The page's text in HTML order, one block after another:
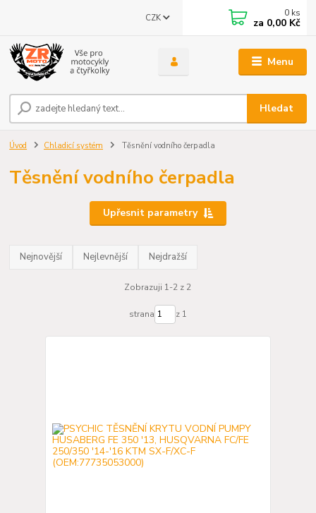
Menu
CZK
Hledat
0 ks
za 0,00 Kč
Úvod Chladicí systém Těsnění vodního čerpadla
Těsnění vodního čerpadla
Upřesnit parametry
Nejnovější Nejlevnější Nejdražší
Zobrazuji 1-2 z 2
strana z 1